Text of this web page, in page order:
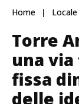
Home Locale
Torre
una
fissa
delle